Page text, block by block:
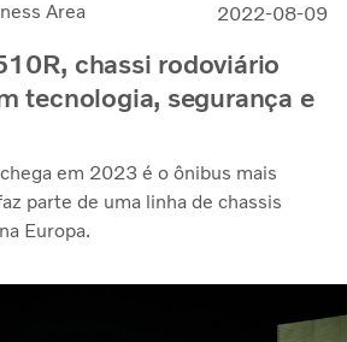
Area 2022-08-09
chassi rodoviário
tecnologia, segurança e
em 2023 é o ônibus mais
parte de uma linha de chassis
Europa.